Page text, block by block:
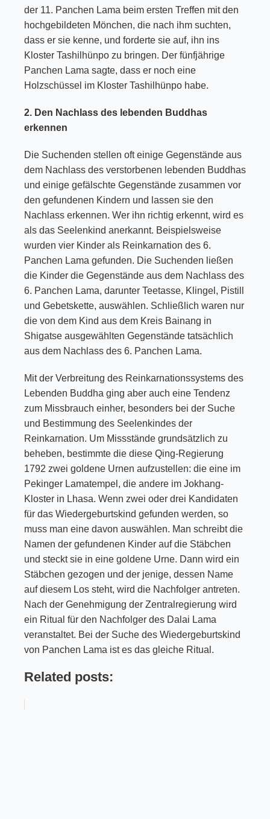
der 11. Panchen Lama beim ersten Treffen mit den
hochgebildeten Mönchen, die nach ihm suchten,
dass er sie kenne, und forderte sie auf, ihn ins
Kloster Tashilhünpo zu bringen. Der fünfjährige
Panchen Lama sagte, dass er noch eine
Holzschüssel im Kloster Tashilhünpo habe.
2. Den Nachlass des lebenden Buddhas
erkennen
Die Suchenden stellen oft einige Gegenstände aus
dem Nachlass des verstorbenen lebenden Buddhas
und einige gefälschte Gegenstände zusammen vor
den gefundenen Kindern und lassen sie den
Nachlass erkennen. Wer ihn richtig erkennt, wird es
als das Seelenkind anerkannt. Beispielsweise
wurden vier Kinder als Reinkarnation des 6.
Panchen Lama gefunden. Die Suchenden ließen
die Kinder die Gegenstände aus dem Nachlass des
6. Panchen Lama, darunter Teetasse, Klingel, Pistill
und Gebetskette, auswählen. Schließlich waren nur
die von dem Kind aus dem Kreis Bainang in
Shigatse ausgewählten Gegenstände tatsächlich
aus dem Nachlass des 6. Panchen Lama.
Mit der Verbreitung des Reinkarnationssystems des
Lebenden Buddha ging aber auch eine Tendenz
zum Missbrauch einher, besonders bei der Suche
und Bestimmung des Seelenkindes der
Reinkarnation. Um Missstände grundsätzlich zu
beheben, bestimmte die diese Qing-Regierung
1792 zwei goldene Urnen aufzustellen: die eine im
Pekinger Lamatempel, die andere im Jokhang-
Kloster in Lhasa. Wenn zwei oder drei Kandidaten
für das Wiedergeburtskind gefunden werden, so
muss man eine davon auswählen. Man schreibt die
Namen der gefundenen Kinder auf die Stäbchen
und steckt sie in eine goldene Urne. Dann wird ein
Stäbchen gezogen und der jenige, dessen Name
auf diesem Los steht, wird die Nachfolger antreten.
Nach der Genehmigung der Zentralregierung wird
ein Ritual für den Nachfolger des Dalai Lama
veranstaltet. Bei der Suche des Wiedergeburtskind
von Panchen Lama ist es das gleiche Ritual.
Related posts: